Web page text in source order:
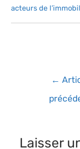
acteurs de
Navigation
l’article
←
Laisser